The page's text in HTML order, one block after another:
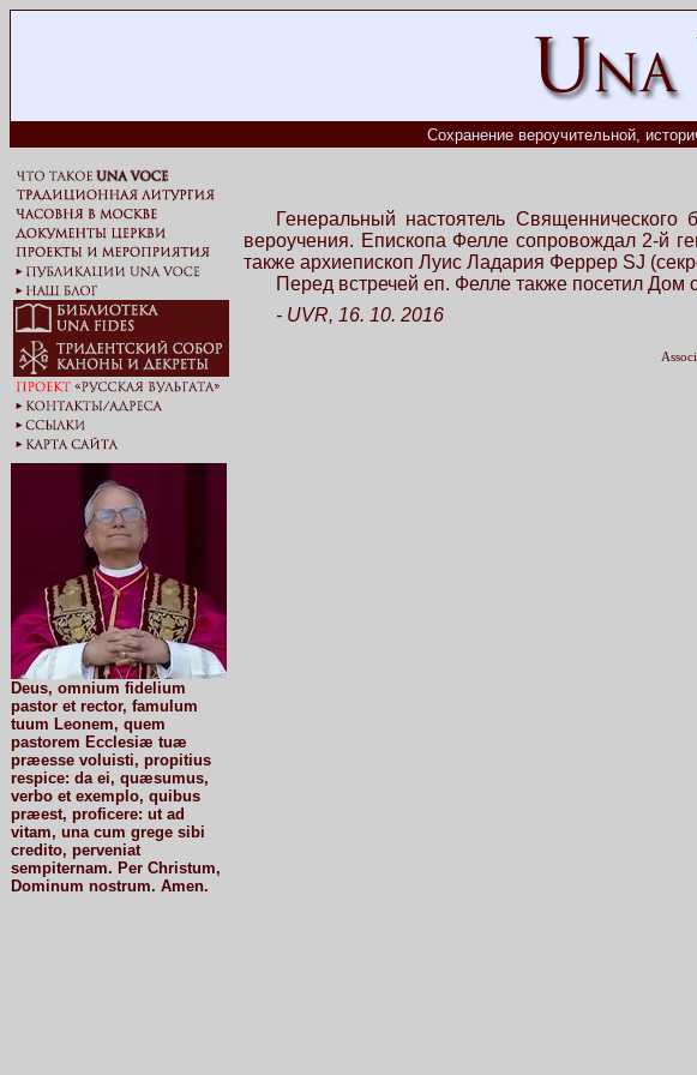
Сохранение вероучительной,
Deus, omnium fidelium
pastor et rector, famulum
tuum Leonem, quem
pastorem Ecclesiæ tuæ
præesse voluisti, propitius
respice: da ei, quæsumus,
verbo et exemplo, quibus
præest, proficere: ut ad
vitam, una cum grege sibi
credito, perveniat
sempiternam. Per Christum,
Dominum nostrum. Amen.
Генеральный настоятель
вероучения. Епископа Фелле сопровождал 2-й
также архиепископ Луис Ладария Феррер SJ
Перед встречей еп. Фелле также посетил Дом
- UVR, 16. 10. 2016